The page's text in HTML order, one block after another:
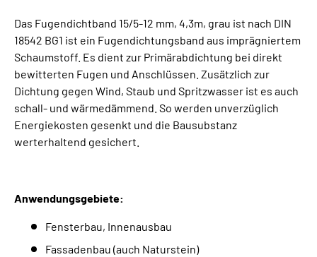
Das Fugendichtband 15/5-12 mm, 4,3m, grau ist nach DIN
18542 BG1 ist ein Fugendichtungsband aus imprägniertem
Schaumstoff. Es dient zur Primärabdichtung bei direkt
bewitterten Fugen und Anschlüssen. Zusätzlich zur
Dichtung gegen Wind, Staub und Spritzwasser ist es auch
schall- und wärmedämmend. So werden unverzüglich
Energiekosten gesenkt und die Bausubstanz
werterhaltend gesichert.
Anwendungsgebiete:
Fensterbau, Innenausbau
Fassadenbau (auch Naturstein)